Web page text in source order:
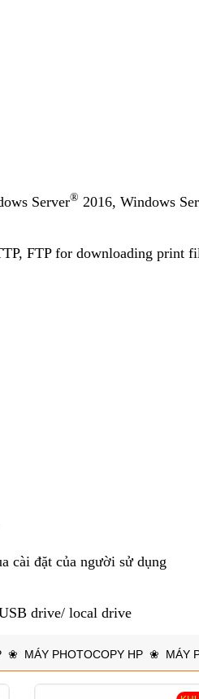
Server® 2016, Windows
FTP for downloading print
cài đặt của người sử dụng
drive/ local drive
❀ MÁY PHOTOCOPY HP ❀ MÁY